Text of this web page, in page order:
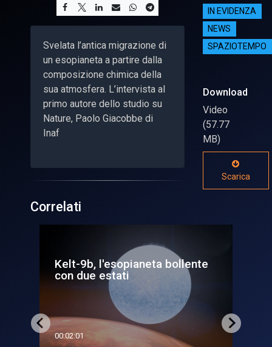
Svelata l’antica migrazione di
un esopianeta a partire dalla
composizione chimica della
sua atmosfera. L’intervista al
primo autore dello studio su
Nature, Paolo Giacobbe di
Inaf
IN EVIDENZA
NEWS
SPAZIOTEMPO
Download
Video
(57.77
MB)
Scarica
Correlati
L’esopianeta gemello di
Planet 9
00:02:38